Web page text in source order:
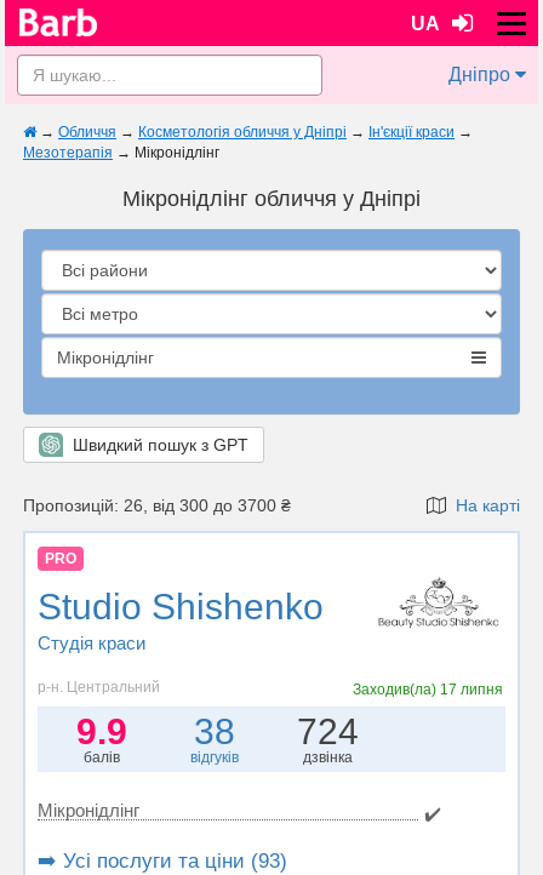
UA
Дніпро
→ Обличчя → Косметологія обличчя у Дніпрі → Ін'єкції краси →
Мезотерапія → Мікронідлінг
Мікронідлінг обличчя у Дніпрі
Мікронідлінг
Швидкий пошук з GPT
Пропозицій: 26, від 300 до 3700 ₴ На карті
PRO
Studio Shishenko
Студія краси
р-н. Центральний Заходив(ла) 17 липня
9.9
балів
38
відгуків
724
дзвінка
Мікронідлінг ✔️
➡️ Усі послуги та ціни (93)